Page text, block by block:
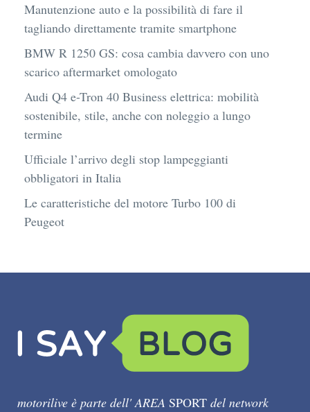
Manutenzione auto e la possibilità di fare il
tagliando direttamente tramite smartphone
BMW R 1250 GS: cosa cambia davvero con uno
scarico aftermarket omologato
Audi Q4 e-Tron 40 Business elettrica: mobilità
sostenibile, stile, anche con noleggio a lungo
termine
Ufficiale l’arrivo degli stop lampeggianti
obbligatori in Italia
Le caratteristiche del motore Turbo 100 di
Peugeot
motorilive è parte dell' AREA SPORT del network